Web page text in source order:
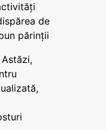
de
părinții